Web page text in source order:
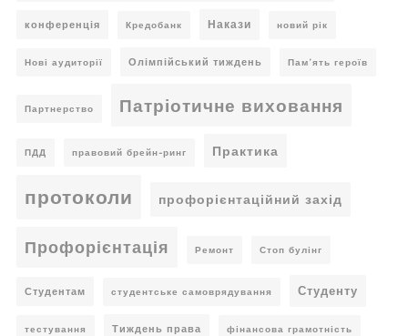
конференція Кредобанк Накази новий рік
Нові аудиторії Олімпійський тиждень Пам’ять героїв
Партнерство Патріотичне виховання
ПДД правовий брейн-ринг Практика
протоколи профорієнтаційний захід
Профорієнтація Ремонт Стоп булінг
Студентам студентське самоврядування Студенту
тестування Тиждень права фінансова грамотність